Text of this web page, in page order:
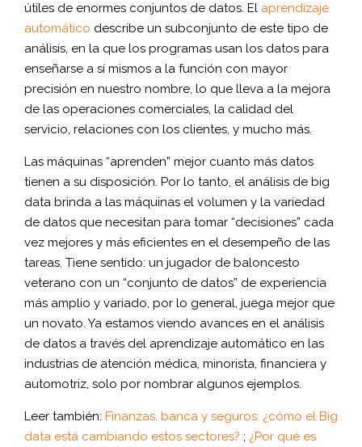
útiles de enormes conjuntos de datos. El aprendizaje
automático describe un subconjunto de este tipo de
análisis, en la que los programas usan los datos para
enseñarse a sí mismos a la función con mayor
precisión en nuestro nombre, lo que lleva a la mejora
de las operaciones comerciales, la calidad del
servicio, relaciones con los clientes, y mucho más.
Las máquinas “aprenden” mejor cuanto más datos
tienen a su disposición. Por lo tanto, el análisis de big
data brinda a las máquinas el volumen y la variedad
de datos que necesitan para tomar “decisiones” cada
vez mejores y más eficientes en el desempeño de las
tareas. Tiene sentido: un jugador de baloncesto
veterano con un “conjunto de datos” de experiencia
más amplio y variado, por lo general, juega mejor que
un novato. Ya estamos viendo avances en el análisis
de datos a través del aprendizaje automático en las
industrias de atención médica, minorista, financiera y
automotriz, solo por nombrar algunos ejemplos.
Leer también: Finanzas, banca y seguros: ¿cómo el Big
data está cambiando estos sectores? ; ¿Por qué es